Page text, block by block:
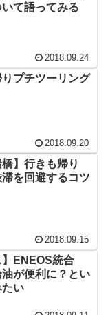
て語ってみる
2018.09.24
プチツーリング
2018.09.20
橋】行きも帰り
を回避するコツ
2018.09.15
】ENEOS統合
が便利に？とい
たい